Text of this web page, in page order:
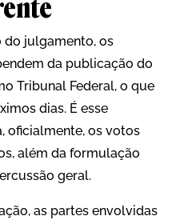
do julgamento, os
da publicação do
Tribunal Federal, o que
dias. É esse
oficialmente, os votos
além da formulação
geral.
as partes envolvidas